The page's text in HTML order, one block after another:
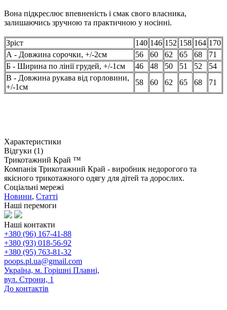
Вона підкреслює впевненість і смак свого власника,
залишаючись зручною та практичною у носінні.
Зріст 140 146 152 158 164 170
А - Довжина сорочки, +/-2см
56 60 62 65 68
71
Б - Ширина по лінії грудей, +/-1см
46 48 50 51 52
54
В - Довжина рукава від горловини,
+/-1см
58 60 62 65 68 71
Характеристики
Відгуки (1)
Трикотажний Край ™
Компанія Трикотажний Край - виробник недорогого та
якісного трикотажного одягу для дітей та дорослих.
Соціальні мережі
Новини, Статті
Наші перемоги
Наші контакти
+380 (96) 167-41-88
+380 (93) 018-56-92
+380 (95) 763-81-32
poops.pl.ua@gmail.com
Україна, м. Горішні Плавні,
вул. Строни, 1
До контактів